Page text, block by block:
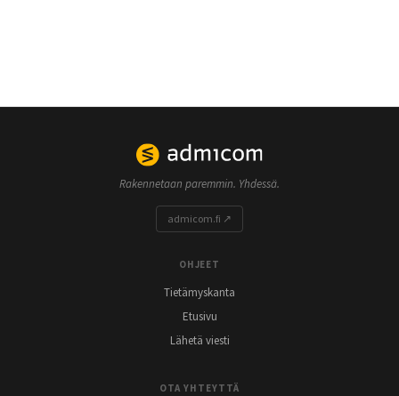
Rakennetaan paremmin. Yhdessä.
admicom.fi ↗
OHJEET
Tietämyskanta
Etusivu
Lähetä viesti
OTA YHTEYTTÄ